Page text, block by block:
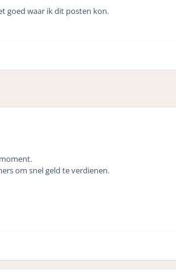
goed waar ik dit posten kon.
om snel geld te verdienen.